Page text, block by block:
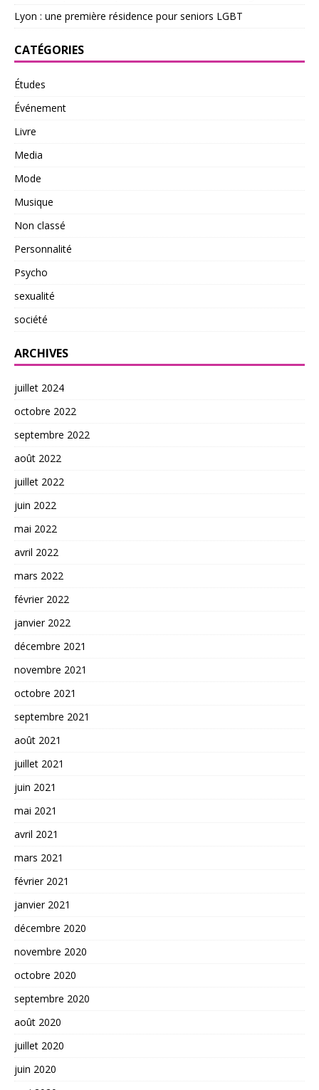
Lyon : une première résidence pour seniors LGBT
CATÉGORIES
Études
Événement
Livre
Media
Mode
Musique
Non classé
Personnalité
Psycho
sexualité
société
ARCHIVES
juillet 2024
octobre 2022
septembre 2022
août 2022
juillet 2022
juin 2022
mai 2022
avril 2022
mars 2022
février 2022
janvier 2022
décembre 2021
novembre 2021
octobre 2021
septembre 2021
août 2021
juillet 2021
juin 2021
mai 2021
avril 2021
mars 2021
février 2021
janvier 2021
décembre 2020
novembre 2020
octobre 2020
septembre 2020
août 2020
juillet 2020
juin 2020